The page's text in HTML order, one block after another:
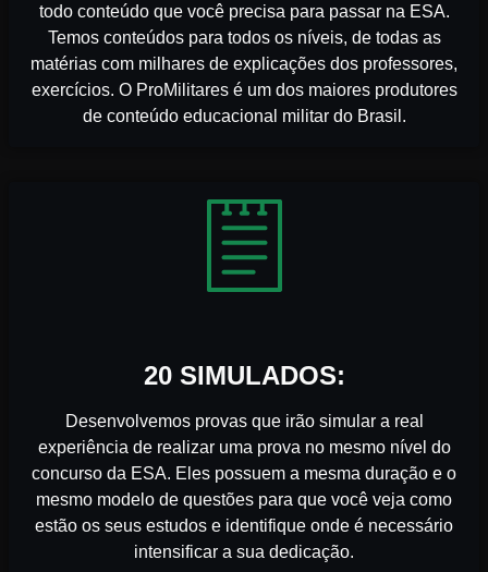
todo conteúdo que você precisa para passar na ESA.
Temos conteúdos para todos os níveis, de todas as
matérias com milhares de explicações dos professores,
exercícios. O ProMilitares é um dos maiores produtores
de conteúdo educacional militar do Brasil.
20 SIMULADOS:
Desenvolvemos provas que irão simular a real
experiência de realizar uma prova no mesmo nível do
concurso da ESA. Eles possuem a mesma duração e o
mesmo modelo de questões para que você veja como
estão os seus estudos e identifique onde é necessário
intensificar a sua dedicação.